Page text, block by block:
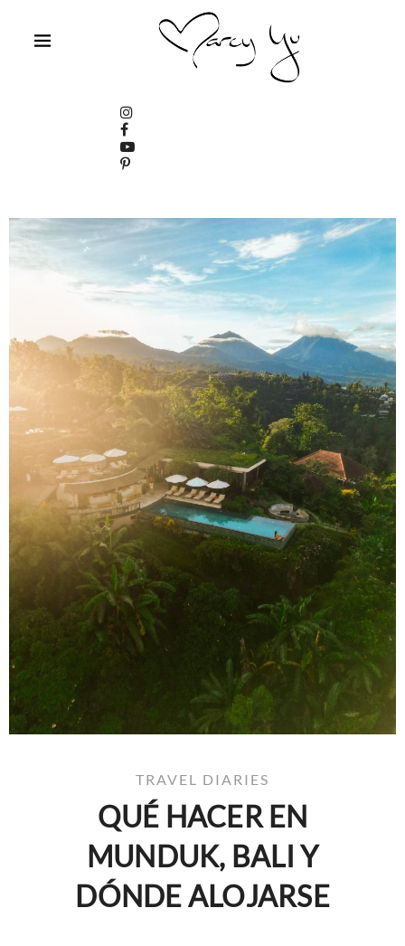
TRAVEL DIARIES
QUÉ HACER EN
MUNDUK, BALI Y
DÓNDE ALOJARSE